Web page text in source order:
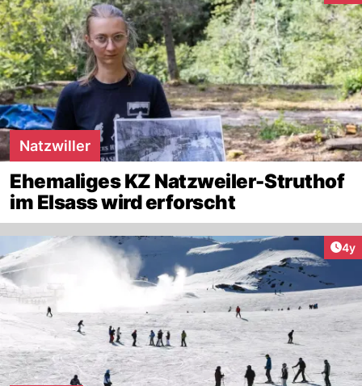
Natzwiller
Ehemaliges KZ Natzweiler-Struthof
im Elsass wird erforscht
4y